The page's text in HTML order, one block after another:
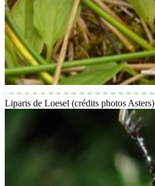
Liparis de Loesel (crédits photos Asters)